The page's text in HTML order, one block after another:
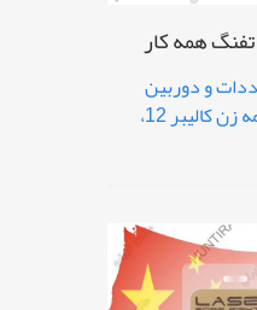
همه کار
و دوربین
انواع تفنگ های ساچمه زن کالیبر 12،